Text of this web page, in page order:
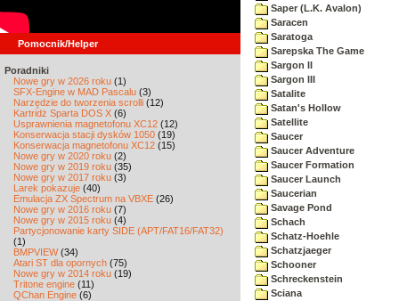
Pomocnik/Helper
Poradniki
Nowe gry w 2026 roku (1)
SFX-Engine w MAD Pascalu (3)
Narzędzie do tworzenia scrolli (12)
Kartridż Sparta DOS X (6)
Usprawnienia magnetofonu XC12 (12)
Konserwacja stacji dysków 1050 (19)
Konserwacja magnetofonu XC12 (15)
Nowe gry w 2020 roku (2)
Nowe gry w 2019 roku (35)
Nowe gry w 2017 roku (3)
Larek pokazuje (40)
Emulacja ZX Spectrum na VBXE (26)
Nowe gry w 2016 roku (7)
Nowe gry w 2015 roku (4)
Partycjonowanie karty SIDE (APT/FAT16/FAT32)
(1)
BMPVIEW(34)
Atari ST dla opornych (75)
Nowe gry w 2014 roku (19)
Tritone engine (11)
QChan Engine (6)
Saper (L.K. Avalon)
Saracen
Saratoga
Sarepska The Game
Sargon II
Sargon III
Satalite
Satan's Hollow
Satellite
Saucer
Saucer Adventure
Saucer Formation
Saucer Launch
Saucerian
Savage Pond
Schach
Schatz-Hoehle
Schatzjaeger
Schooner
Schreckenstein
Sciana